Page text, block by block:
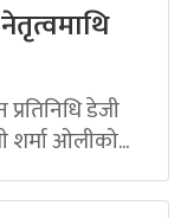
डेजी
शर्मा ओलीको...